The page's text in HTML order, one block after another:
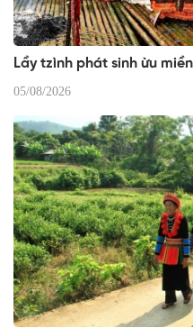
Lầy tzình phát sinh ừu
05/08/2026